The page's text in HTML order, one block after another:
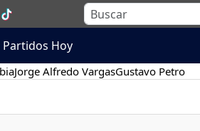
Partidos Hoy
Jorge Alfredo VargasGustavo Petro